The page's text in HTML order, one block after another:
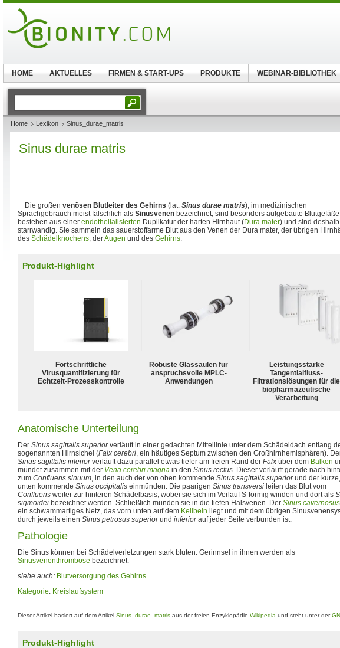
Home Lexikon Sinus_durae_matris
Sinus durae matris
Die großen venösen Blutleiter des Gehirns (lat. Sinus durae matris), im medizinischen
Sprachgebrauch meist fälschlich als Sinusvenen bezeichnet, sind besonders aufgebaute
bestehen aus einer endothelialisierten Duplikatur der harten Hirnhaut (Dura mater) und sind deshalb
starrwandig. Sie sammeln das sauerstoffarme Blut aus den Venen der Dura mater, der übrigen
des Schädelknochens, derAugen und des Gehirns.
Produkt-Highlight
Fortschrittliche
Virusquantifizierung für
Echtzeit-Prozesskontrolle
Robuste Glassäulen für
anspruchsvolle MPLC-
Anwendungen
Leistungsstarke
Tangentialfluss-
Filtrationslösungen für die
biopharmazeutische
Verarbeitung
Anatomische Unterteilung
Der Sinus sagittalis superiorverläuft in einer gedachten Mittellinie unter dem Schädeldach entlang
sogenannten Hirnsichel (Falx cerebri, ein häutiges Septum zwischen den Großhirnhemisphären).
Sinus sagittalis inferiorverläuft dazu parallel etwas tiefer am freien Rand der Falx über dem Balken
mündet zusammen mit der Vena cerebri magna in den Sinus rectus. Dieser verläuft gerade nach
zum Confluens sinuum, in den auch der von oben kommende Sinus sagittalis superiorund der
unten kommende Sinus occipitalis einmünden. Die paarigen Sinus transversi leiten das Blut vom
Confluens weiter zur hinteren Schädelbasis, wobei sie sich im Verlauf S-förmig winden und dort als
sigmoidei bezeichnet werden. Schließlich münden sie in die tiefen Halsvenen. Der Sinus cavernosus
ein schwammartiges Netz, das vorn unten auf dem Keilbein liegt und mit dem übrigen
durch jeweils einen Sinus petrosus superiorund inferiorauf jeder Seite verbunden ist.
Pathologie
Die Sinus können bei Schädelverletzungen stark bluten. Gerinnsel in ihnen werden als
Sinusvenenthrombose bezeichnet.
siehe auch: Blutversorgung des Gehirns
Kategorie: Kreislaufsystem
Dieser Artikel basiert auf dem Artikel Sinus_durae_matris aus der freien Enzyklopädie Wikipedia und steht unter der
Produkt-Highlight
HOME AKTUELLES FIRMEN & START-UPS PRODUKTE WEBINAR-BIBLIOTHEK